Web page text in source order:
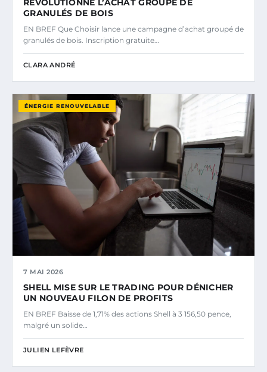
RÉVOLUTIONNE L’ACHAT GROUPÉ DE
GRANULÉS DE BOIS
EN BREF Que Choisir lance une campagne d’achat groupé de
granulés de bois. Inscription gratuite…
CLARA ANDRÉ
ÉNERGIE RENOUVELABLE
7 MAI 2026
SHELL MISE SUR LE TRADING POUR DÉNICHER
UN NOUVEAU FILON DE PROFITS
EN BREF Baisse de 1,71% des actions Shell à 3 156,50 pence,
malgré un solide…
JULIEN LEFÈVRE